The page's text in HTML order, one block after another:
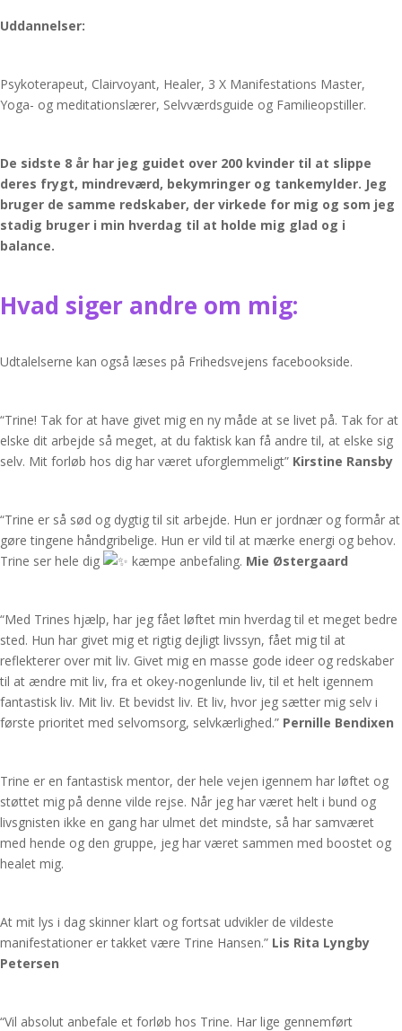
Uddannelser:
Psykoterapeut, Clairvoyant, Healer, 3 X Manifestations Master,
Yoga- og meditationslærer, Selvværdsguide og Familieopstiller.
De sidste 8 år har jeg guidet over 200 kvinder til at slippe
deres frygt, mindreværd, bekymringer og tankemylder. Jeg
bruger de samme redskaber, der virkede for mig og som jeg
stadig bruger i min hverdag til at holde mig glad og i
balance.
Hvad siger andre om mig:
Udtalelserne kan også læses på Frihedsvejens facebookside.
“Trine! Tak for at have givet mig en ny måde at se livet på. Tak for at
elske dit arbejde så meget, at du faktisk kan få andre til, at elske sig
selv. Mit forløb hos dig har været uforglemmeligt” Kirstine Ransby
“Trine er så sød og dygtig til sit arbejde. Hun er jordnær og formår at
gøre tingene håndgribelige. Hun er vild til at mærke energi og behov.
Trine ser hele dig
kæmpe anbefaling. Mie Østergaard
“Med Trines hjælp, har jeg fået løftet min hverdag til et meget bedre
sted. Hun har givet mig et rigtig dejligt livssyn, fået mig til at
reflekterer over mit liv. Givet mig en masse gode ideer og redskaber
til at ændre mit liv, fra et okey-nogenlunde liv, til et helt igennem
fantastisk liv. Mit liv. Et bevidst liv. Et liv, hvor jeg sætter mig selv i
første prioritet med selvomsorg, selvkærlighed.” Pernille Bendixen
Trine er en fantastisk mentor, der hele vejen igennem har løftet og
støttet mig på denne vilde rejse. Når jeg har været helt i bund og
livsgnisten ikke en gang har ulmet det mindste, så har samværet
med hende og den gruppe, jeg har været sammen med boostet og
healet mig.
At mit lys i dag skinner klart og fortsat udvikler de vildeste
manifestationer er takket være Trine Hansen.” Lis Rita Lyngby
Petersen
“Vil absolut anbefale et forløb hos Trine. Har lige gennemført